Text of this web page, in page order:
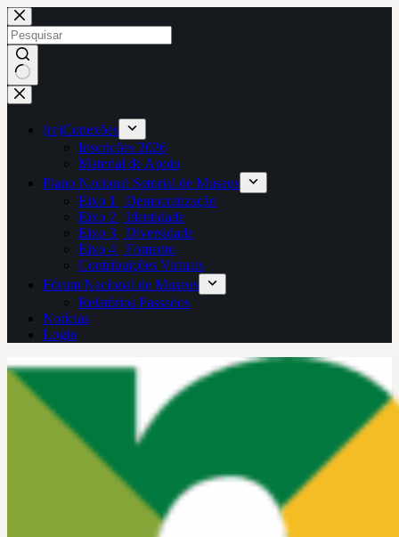
Pular
para
o
conteúdo
Sem
resultados
(re)Conexões
Inscrições 2026
Material de Apoio
Plano Nacional Setorial de Museus
Eixo 1 | Democratização
Eixo 2 | Identidade
Eixo 3 | Diversidade
Eixo 4 | Fomento
Contribuições Virtuais
Fórum Nacional de Museus
Relatórios Passados
Notícias
Login